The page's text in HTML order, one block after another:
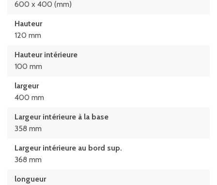
600 x 400 (mm)
Hauteur
120 mm
Hauteur intérieure
100 mm
largeur
400 mm
Largeur intérieure à la base
358 mm
Largeur intérieure au bord sup.
368 mm
longueur